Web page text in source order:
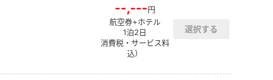
--,---円
航空券+ホテル
1泊2日
消費税・サービス料
込）